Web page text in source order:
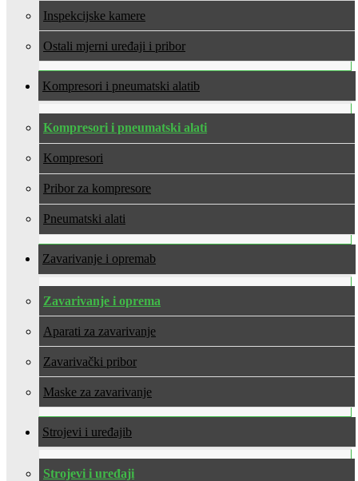
Inspekcijske kamere
Ostali mjerni uređaji i pribor
Kompresori i pneumatski alati
Kompresori i pneumatski alati
Kompresori
Pribor za kompresore
Pneumatski alati
Zavarivanje i oprema
Zavarivanje i oprema
Aparati za zavarivanje
Zavarivački pribor
Maske za zavarivanje
Strojevi i uređaji
Strojevi i uređaji